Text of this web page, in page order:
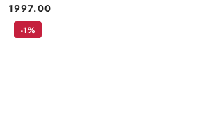
Cena:
1997.00
-1%